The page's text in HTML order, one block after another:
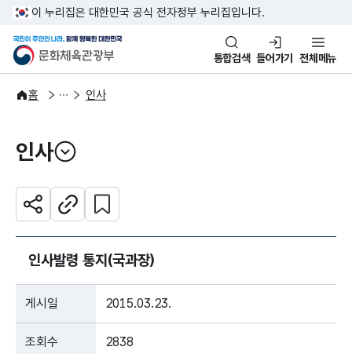
본문 바로가기
주메뉴 바로가기
이 누리집은 대한민국 공식 전자정부 누리집입니다.
문화체육관광부
국민이 주인인 나라, 함께 행복
통합검색 들어가기 전체메뉴
홈
알림·소식
알림 인사
인사
열기
공유하기주소복사
관심 콘텐츠 설정하기
인사발령 통지(국과장)
게시일 2015.03.23.
조회수 2838